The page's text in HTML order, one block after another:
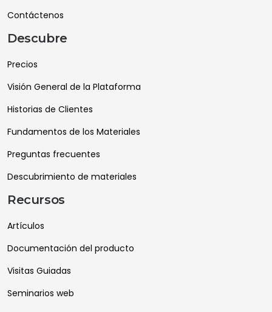
Contáctenos
Descubre
Precios
Visión General de la Plataforma
Historias de Clientes
Fundamentos de los Materiales
Preguntas frecuentes
Descubrimiento de materiales
Recursos
Artículos
Documentación del producto
Visitas Guiadas
Seminarios web